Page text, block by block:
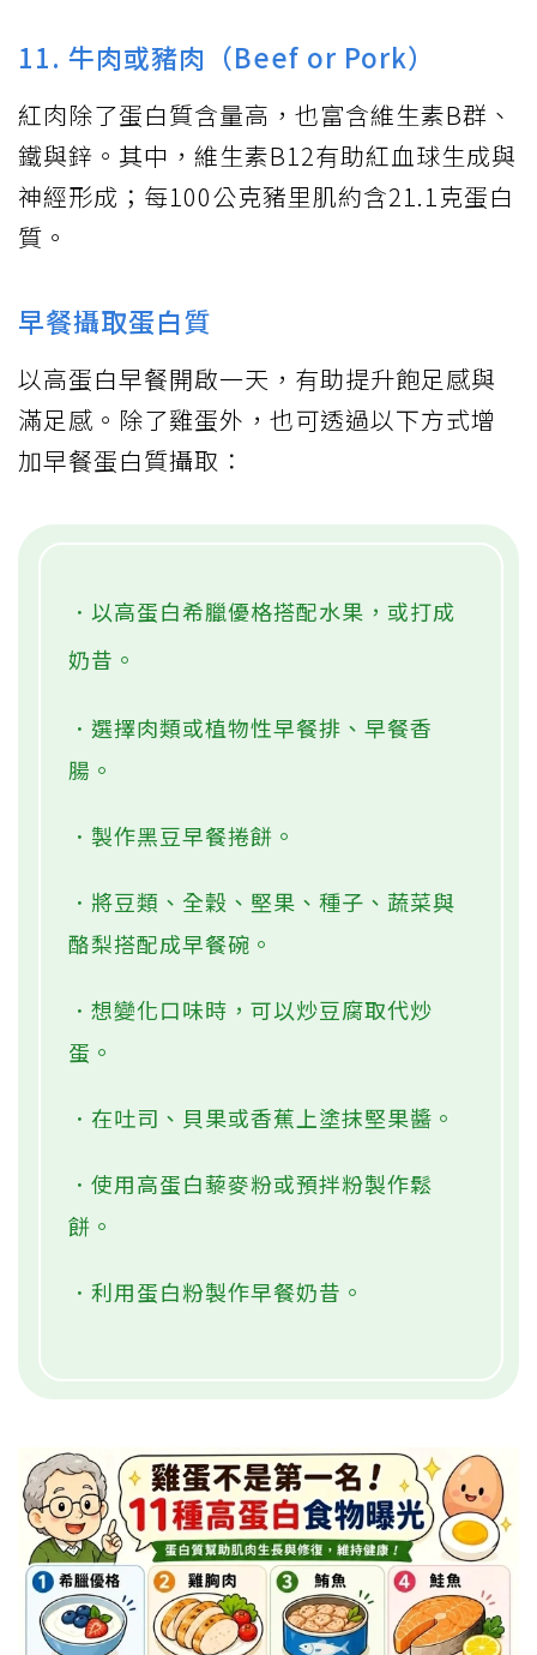
11. 牛肉或豬肉（Beef or Pork）
紅肉除了蛋白質含量高，也富含維生素B群、
鐵與鋅。其中，維生素B12有助紅血球生成與
神經形成；每100公克豬里肌約含21.1克蛋白
質。
早餐攝取蛋白質
以高蛋白早餐開啟一天，有助提升飽足感與
滿足感。除了雞蛋外，也可透過以下方式增
加早餐蛋白質攝取：
．以高蛋白希臘優格搭配水果，或打成
奶昔。
．選擇肉類或植物性早餐排、早餐香
腸。
．製作黑豆早餐捲餅。
．將豆類、全穀、堅果、種子、蔬菜與
酪梨搭配成早餐碗。
．想變化口味時，可以炒豆腐取代炒
蛋。
．在吐司、貝果或香蕉上塗抹堅果醬。
．使用高蛋白藜麥粉或預拌粉製作鬆
餅。
．利用蛋白粉製作早餐奶昔。